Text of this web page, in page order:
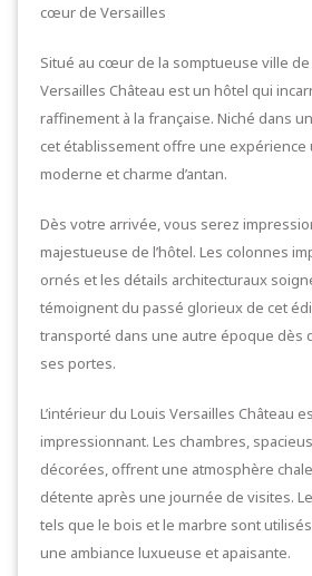
cœur de Versailles
Situé au cœur de la somptueuse ville de
Versailles Château est un hôtel qui
raffinement à la française. Niché dans
cet établissement offre une
moderne et charme d’antan.
Dès votre arrivée, vous serez
majestueuse de l’hôtel. Les colonnes
ornés et les détails architecturaux
témoignent du passé glorieux de cet
transporté dans une autre époque dès
ses portes.
L’intérieur du Louis Versailles Château
impressionnant. Les chambres,
décorées, offrent une atmosphère
détente après une journée de visites.
tels que le bois et le marbre sont
une ambiance luxueuse et apaisante.